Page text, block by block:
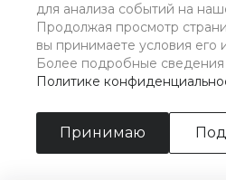
для анализа событий на
Продолжая просмотр
вы принимаете условия его
Более подробные сведения
Политике
Принимаю